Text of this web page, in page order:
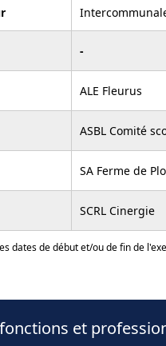
-
ALE Fleurus
ASBL Comité
SA Ferme de
SCRL Cinergie
dates de début et/ou de fin de
et